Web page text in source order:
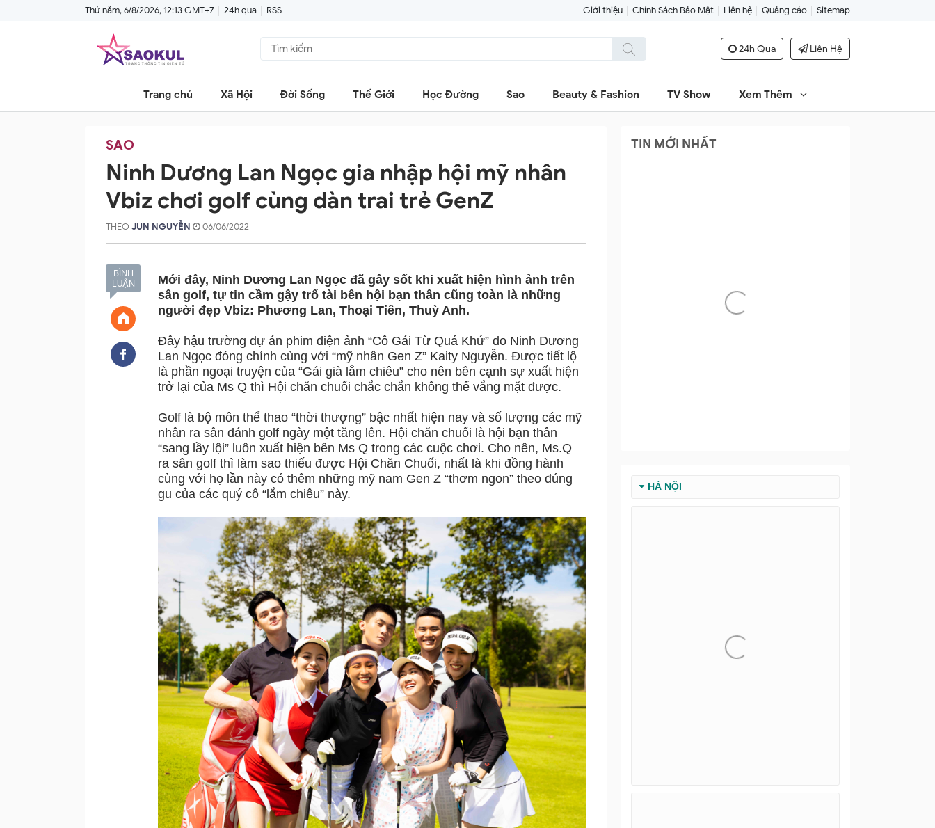
Thứ năm, 6/8/2026, 12:13 GMT+7 24h qua RSS Giới thiệu Chính Sách Bảo Mật Liên hệ Quảng cáo Sitemap
24h Qua Liên Hệ
Trang chủ Xã Hội Đời Sống Thế Giới Học Đường Sao Beauty & Fashion TV Show Xem Thêm
SAO
Ninh Dương Lan Ngọc gia nhập hội mỹ nhân
Vbiz chơi golf cùng dàn trai trẻ GenZ
THEO JUN NGUYỄN 06/06/2022
BÌNH
LUẬN
Mới đây, Ninh Dương Lan Ngọc đã gây sốt khi xuất hiện hình ảnh trên
sân golf, tự tin cầm gậy trổ tài bên hội bạn thân cũng toàn là những
người đẹp Vbiz: Phương Lan, Thoại Tiên, Thuỳ Anh.
Đây hậu trường dự án phim điện ảnh “Cô Gái Từ Quá Khứ” do Ninh Dương
Lan Ngọc đóng chính cùng với “mỹ nhân Gen Z” Kaity Nguyễn. Được tiết lộ
là phần ngoại truyện của “Gái già lắm chiêu” cho nên bên cạnh sự xuất hiện
trở lại của Ms Q thì Hội chăn chuối chắc chắn không thể vắng mặt được.
Golf là bộ môn thể thao “thời thượng” bậc nhất hiện nay và số lượng các mỹ
nhân ra sân đánh golf ngày một tăng lên. Hội chăn chuối là hội bạn thân
“sang lầy lội” luôn xuất hiện bên Ms Q trong các cuộc chơi. Cho nên, Ms.Q
ra sân golf thì làm sao thiếu được Hội Chăn Chuối, nhất là khi đồng hành
cùng với họ lần này có thêm những mỹ nam Gen Z “thơm ngon” theo đúng
gu của các quý cô “lắm chiêu” này.
TIN MỚI NHẤT
HÀ NỘI